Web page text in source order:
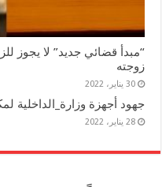
“مبدأ قضائي جديد” لا يجوز
زوجته
30 يناير، 2022
جهود أجهزة وزارة_الداخلية
28 يناير، 2022